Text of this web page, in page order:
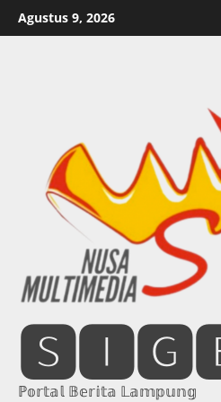
Skip
to
Agustus 9, 2026
ℙ𝕠𝕣𝕥𝕒𝕝 𝔹𝕖𝕣𝕚𝕥𝕒 𝕃𝕒𝕞𝕡𝕦𝕟𝕘